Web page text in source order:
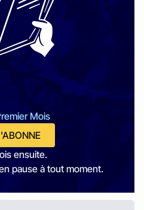
Mois
ensuite.
pause à tout moment.